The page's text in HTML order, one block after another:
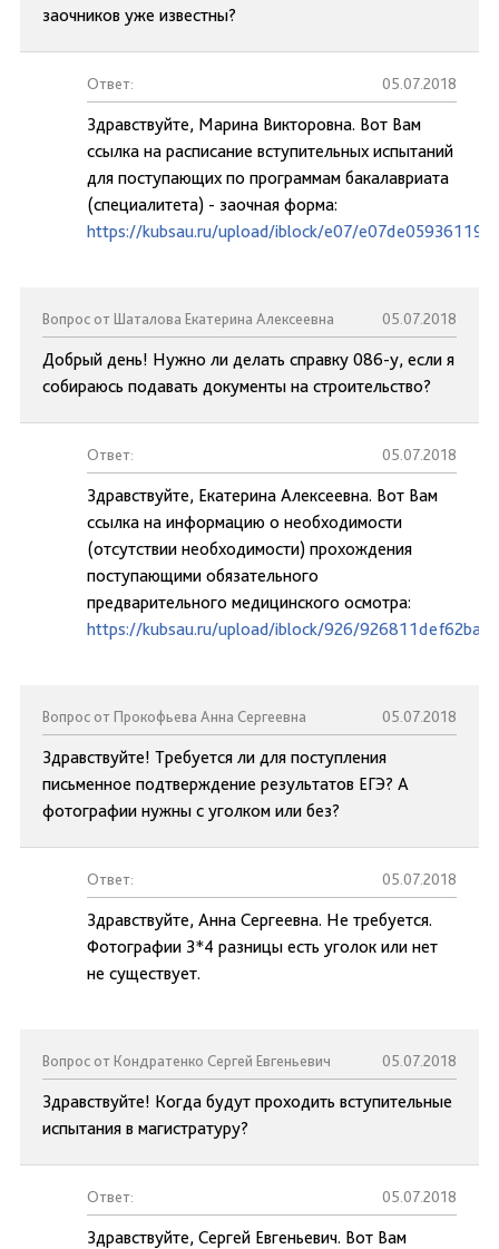
заочников уже известны?
Ответ: 05.07.2018
Здравствуйте, Марина Викторовна. Вот Вам
ссылка на расписание вступительных испытаний
для поступающих по программам бакалавриата
(специалитета) - заочная форма:
https://kubsau.ru/upload/iblock/e07/
Вопрос от Шаталова Екатерина Алексеевна 05.07.2018
Добрый день! Нужно ли делать справку 086-у, если я
собираюсь подавать документы на строительство?
Ответ: 05.07.2018
Здравствуйте, Екатерина Алексеевна. Вот Вам
ссылка на информацию о необходимости
(отсутствии необходимости) прохождения
поступающими обязательного
предварительного медицинского осмотра:
https://kubsau.ru/upload/iblock/926/
Вопрос от Прокофьева Анна Сергеевна 05.07.2018
Здравствуйте! Требуется ли для поступления
письменное подтверждение результатов ЕГЭ? А
фотографии нужны с уголком или без?
Ответ: 05.07.2018
Здравствуйте, Анна Сергеевна. Не требуется.
Фотографии 3*4 разницы есть уголок или нет
не существует.
Вопрос от Кондратенко Сергей Евгеньевич 05.07.2018
Здравствуйте! Когда будут проходить вступительные
испытания в магистратуру?
Ответ: 05.07.2018
Здравствуйте, Сергей Евгеньевич. Вот Вам